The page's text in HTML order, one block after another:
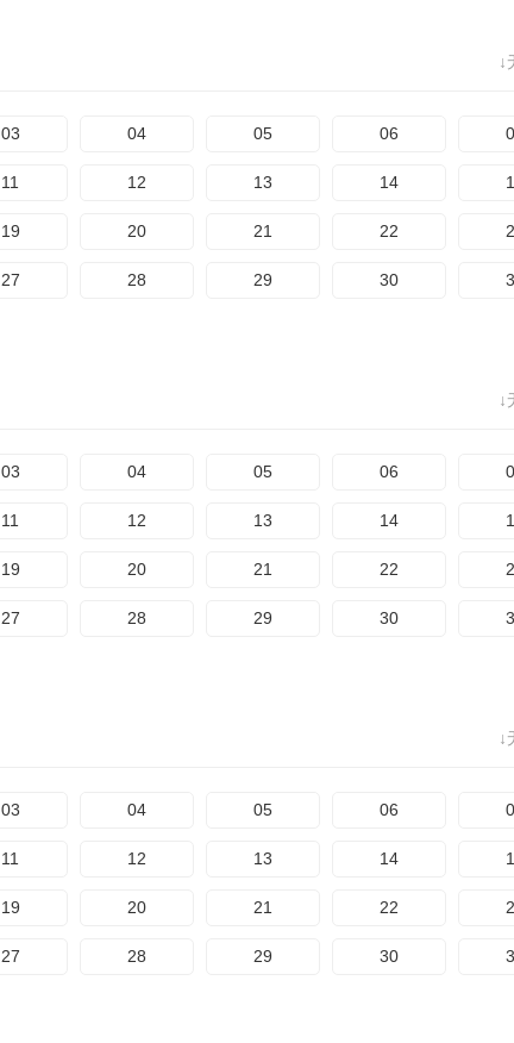
↓
03 04 05 06
11 12 13 14
19 20 21 22
27 28 29 30
↓
03 04 05 06
11 12 13 14
19 20 21 22
27 28 29 30
↓
03 04 05 06
11 12 13 14
19 20 21 22
27 28 29 30